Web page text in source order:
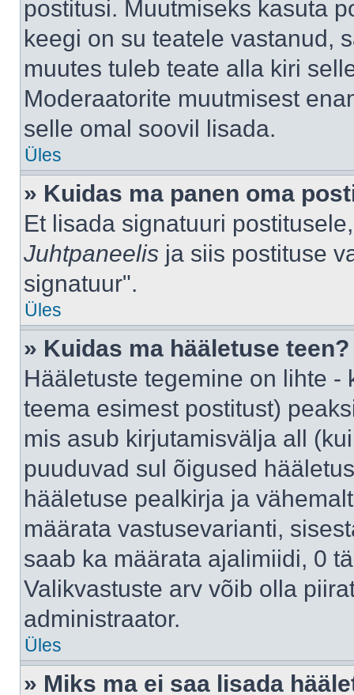
postitusi. Muutmiseks kasuta
keegi on su teatele vastanud,
muutes tuleb teate alla kiri
Moderaatorite muutmisest
selle omal soovil lisada.
Üles
» Kuidas ma panen oma
Et lisada signatuuri
Juhtpaneelis ja siis postituse
signatuur".
Üles
» Kuidas ma hääletuse teen?
Hääletuste tegemine on lihte
teema esimest postitust)
mis asub kirjutamisvälja all
puuduvad sul õigused
hääletuse pealkirja ja
määrata vastusevarianti,
saab ka määrata ajalimiidi, 0
Valikvastuste arv võib olla
administraator.
Üles
» Miks ma ei saa lisada